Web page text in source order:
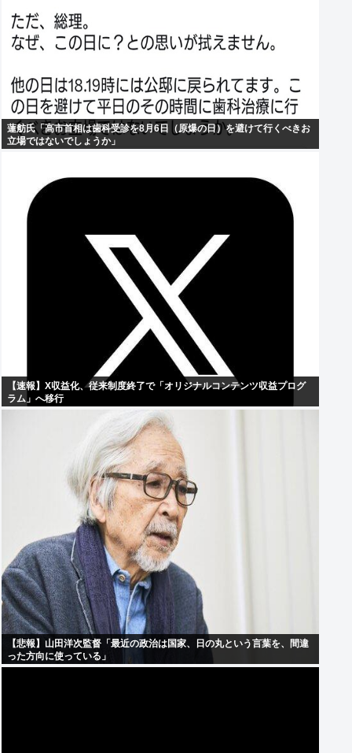
蓮舫氏「高市首相は歯科受診を8月6日（原爆の日）を避けて行くべきお
立場ではないでしょうか」
【速報】X収益化、従来制度終了で「オリジナルコンテンツ収益プログ
ラム」へ移行
【悲報】山田洋次監督「最近の政治は国家、日の丸という言葉を、間違
った方向に使っている」